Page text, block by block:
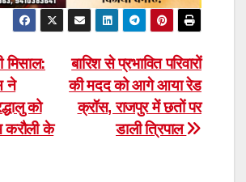
बारिश से प्रभावित परिवारों
की मदद को आगे आया रेड
क्रॉस, राजपुर में छतों पर
डाली त्रिपाल
मिसाल:
ने
को
करौली के